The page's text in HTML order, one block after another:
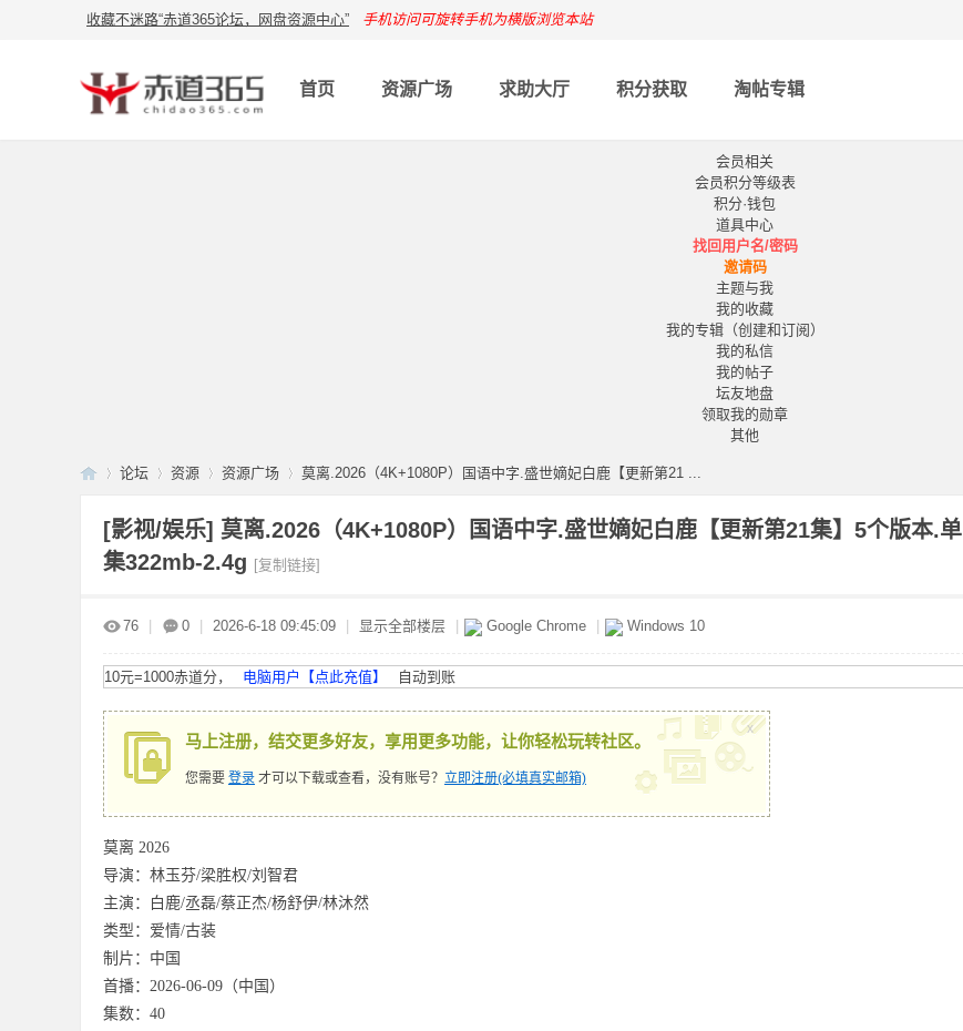
收藏不迷路“赤道365论坛，网盘资源中心” 手机访问可旋转手机为横版浏览本站
首页 资源广场 求助大厅 积分获取 淘帖专辑
会员相关
会员积分等级表
积分·钱包
道具中心
找回用户名/密码
邀请码
主题与我
我的收藏
我的专辑（创建和订阅）
我的私信
我的帖子
坛友地盘
领取我的勋章
其他
»
论坛
›
资源
›
资源广场
›
莫离.2026（4K+1080P）国语中字.盛世嫡妃白鹿【更新第21 ...
[影视/娱乐] 莫离.2026（4K+1080P）国语中字.盛世嫡妃白鹿【更新第21集】5个版本.单
集322mb-2.4g [复制链接]
76 0 2026-6-18 09:45:09 显示全部楼层 Google Chrome Windows 10
10元=1000赤道分， 电脑用户【点此充值】 自动到账
马上注册，结交更多好友，享用更多功能，让你轻松玩转社区。
您需要 登录 才可以下载或查看，没有账号？ 立即注册(必填真实邮箱)
x
莫离 2026
导演：林玉芬/梁胜权/刘智君
主演：白鹿/丞磊/蔡正杰/杨舒伊/林沐然
类型：爱情/古装
制片：中国
首播：2026-06-09（中国）
集数：40